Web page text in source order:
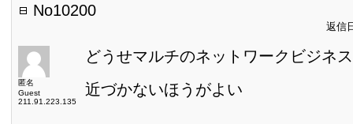
No10200
返信
匿名
Guest
211.91.223.135
どうせマルチのネットワークビジネ
近づかないほうがよい